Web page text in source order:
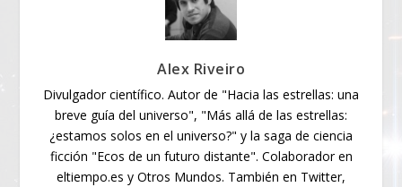
Alex Riveiro
Divulgador científico. Autor de "Hacia las estrellas: una
breve guía del universo", "Más allá de las estrellas:
¿estamos solos en el universo?" y la saga de ciencia
ficción "Ecos de un futuro distante". Colaborador en
eltiempo.es y Otros Mundos. También en Twitter,